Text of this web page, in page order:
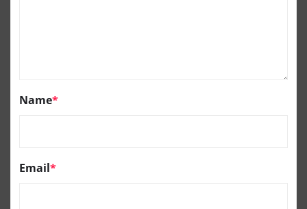
Name*
Email*